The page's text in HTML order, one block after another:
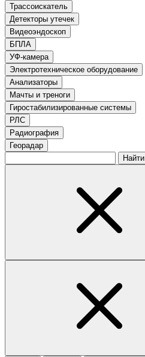
Трассоискатель
Детекторы утечек
Видеоэндоскоп
БПЛА
УФ-камера
Электротехническое оборудование
Анализаторы
Мачты и треноги
Гиростабилизированные системы
РЛС
Радиография
Георадар
Найти